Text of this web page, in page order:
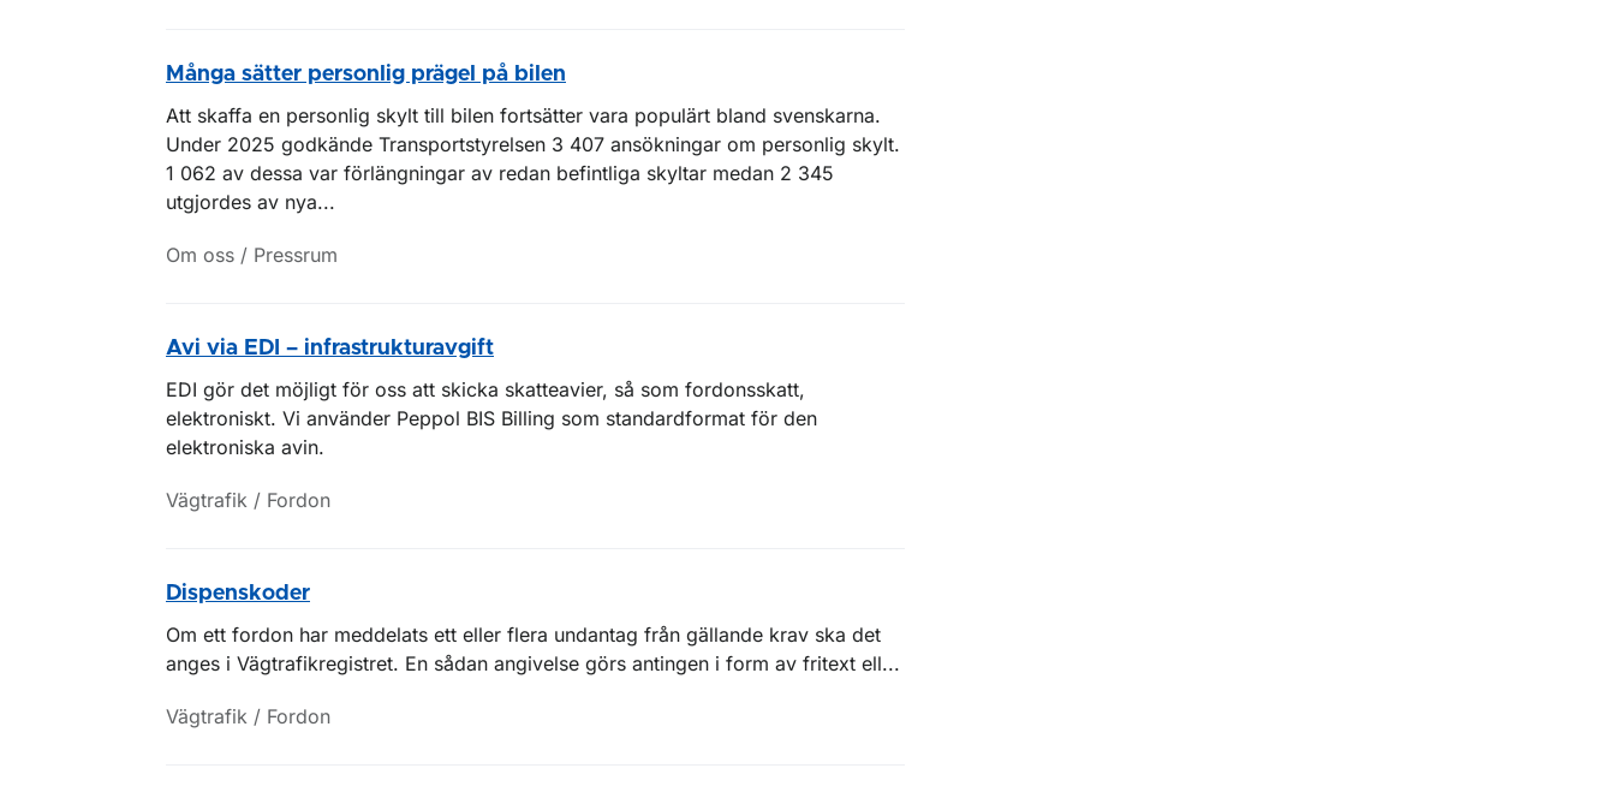
Många sätter personlig prägel på bilen
Att skaffa en personlig skylt till bilen fortsätter vara populärt bland svenskarna.
Under 2025 godkände Transportstyrelsen 3 407 ansökningar om personlig skylt.
1 062 av dessa var förlängningar av redan befintliga skyltar medan 2 345
utgjordes av nya...
Om oss / Pressrum
Avi via EDI – infrastrukturavgift
EDI gör det möjligt för oss att skicka skatteavier, så som fordonsskatt,
elektroniskt. Vi använder Peppol BIS Billing som standardformat för den
elektroniska avin.
Vägtrafik / Fordon
Dispenskoder
Om ett fordon har meddelats ett eller flera undantag från gällande krav ska det
anges i Vägtrafikregistret. En sådan angivelse görs antingen i form av fritext ell...
Vägtrafik / Fordon